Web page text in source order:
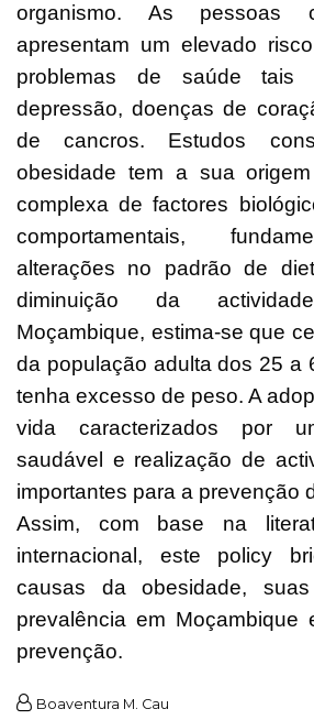
organismo. As pessoas
apresentam um elevado
problemas de saúde tais
depressão, doenças de
de cancros. Estudos
obesidade tem a sua
complexa de factores
comportamentais,
alterações no padrão de
diminuição da
Moçambique, estima-se que
da população adulta dos 25 a
tenha excesso de peso. A
vida caracterizados por
saudável e realização de
importantes para a prevenção
Assim, com base na
internacional, este policy
causas da obesidade, suas
prevalência em Moçambique
prevenção.
Boaventura M. Cau